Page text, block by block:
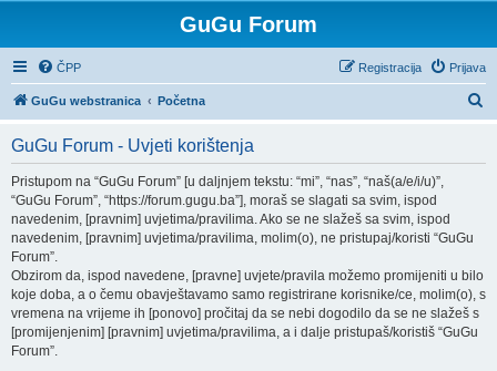
GuGu Forum
ČPP Prijava
Registracija
GuGu webstranica Početna
GuGu Forum - Uvjeti korištenja
Pristupom na “GuGu Forum” [u daljnjem tekstu: “mi”, “nas”, “naš(a/e/i/u)”,
“GuGu Forum”, “https://forum.gugu.ba”], moraš se slagati sa svim, ispod
navedenim, [pravnim] uvjetima/pravilima. Ako se ne slažeš sa svim, ispod
navedenim, [pravnim] uvjetima/pravilima, molim(o), ne pristupaj/koristi “GuGu
Forum”.
Obzirom da, ispod navedene, [pravne] uvjete/pravila možemo promijeniti u bilo
koje doba, a o čemu obavještavamo samo registrirane korisnike/ce, molim(o), s
vremena na vrijeme ih [ponovo] pročitaj da se nebi dogodilo da se ne slažeš s
[promijenjenim] [pravnim] uvjetima/pravilima, a i dalje pristupaš/koristiš “GuGu
Forum”.